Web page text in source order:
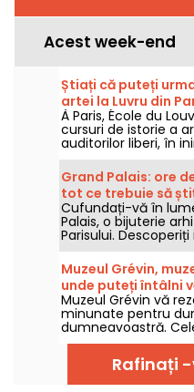
Acest week-end
Știați că puteți
artei la Luvru din
À Paris, École du
cursuri de istorie a
auditorilor liberi, în
fiecare an, din
Conferințe gratuite
organizate
un adevărat
Grand Palais: ore
tot ce trebuie să
bijuterie
Elysées
Cufundați-vă în
Palais, o bijuterie
Parisului.
la Expoziția
arhitectura sa, un
Art Nouveau. Cu
vizitatori pe an,
emblematică este
pentru arta și
deschidere, prețuri,
avem pe toate!
Muzeul Grévin,
unde puteți întâlni
Muzeul Grévin vă
minunate pentru
dumneavoastră.
bulevardul
listă de vedete din
Scenografia,
vă oferă o vizită
Rafinați